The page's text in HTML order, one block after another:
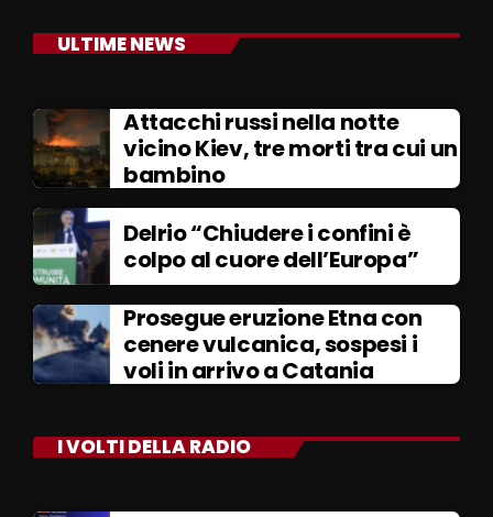
ULTIME NEWS
Attacchi russi nella notte
vicino Kiev, tre morti tra cui un
bambino
Delrio “Chiudere i confini è
colpo al cuore dell’Europa”
Prosegue eruzione Etna con
cenere vulcanica, sospesi i
voli in arrivo a Catania
I VOLTI DELLA RADIO